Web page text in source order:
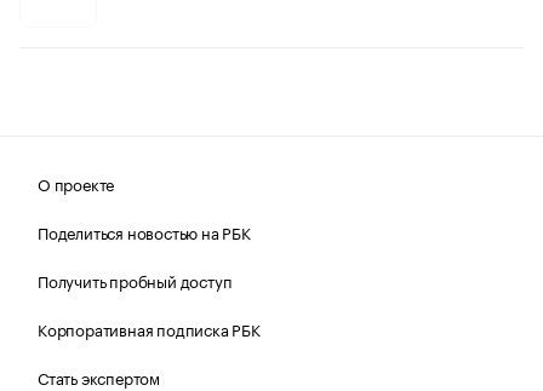
О проекте
Поделиться новостью на РБК
Получить пробный доступ
Корпоративная подписка РБК
Стать экспертом